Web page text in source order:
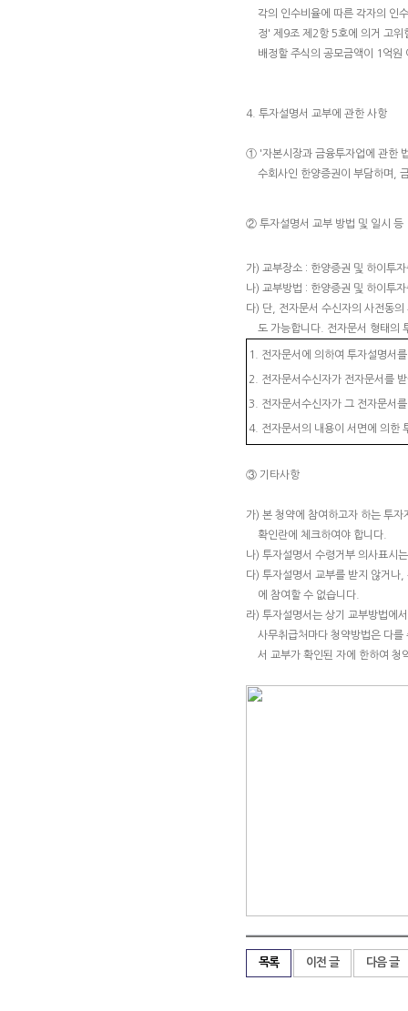
각의 인수비율에 따른 각자의 인
정' 제9조 제2항 5호에 의거 고
배정할 주식의 공모금액이 1억원
4. 투자설명서 교부에 관한 사항
① '자본시장과 금융투자업에 관한
수회사인 한양증권이 부담하며,
② 투자설명서 교부 방법 및 일시 등
가) 교부장소 : 한양증권 및 하이투
나) 교부방법 : 한양증권 및 하이투
다) 단, 전자문서 수신자의 사전동
도 가능합니다. 전자문서 형태의
1. 전자문서에 의하여 투자설명서
2. 전자문서수신자가 전자문서를
3. 전자문서수신자가 그 전자문서
4. 전자문서의 내용이 서면에 의한
③ 기타사항
가) 본 청약에 참여하고자 하는 투
확인란에 체크하여야 합니다.
나) 투자설명서 수령거부 의사표시
다) 투자설명서 교부를 받지 않거나
에 참여할 수 없습니다.
라) 투자설명서는 상기 교부방법에
사무취급처마다 청약방법은 다
서 교부가 확인된 자에 한하여 청
목록 이전 글 다음 글